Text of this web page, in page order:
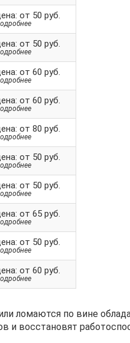
от 50 руб.
от 50 руб.
от 60 руб.
от 60 руб.
от 80 руб.
от 50 руб.
от 50 руб.
от 65 руб.
от 50 руб.
от 60 руб.
ломаются по вине
и восстановят